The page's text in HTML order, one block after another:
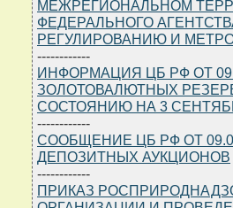
МЕЖРЕГИОНАЛЬНОМ
ФЕДЕРАЛЬНОГО
РЕГУЛИРОВАНИЮ И
------------
ИНФОРМАЦИЯ ЦБ РФ ОТ
ЗОЛОТОВАЛЮТНЫХ
СОСТОЯНИЮ НА 3
------------
СООБЩЕНИЕ ЦБ РФ ОТ
ДЕПОЗИТНЫХ АУКЦИОНОВ
------------
ПРИКАЗ